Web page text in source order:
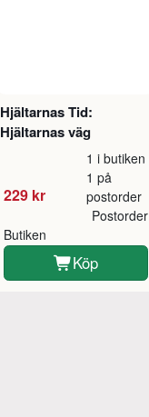
Hjältarnas Tid:
Hjältarnas väg
229 kr
1 i butiken
1 på
postorder
Butiken
Postorder
Köp